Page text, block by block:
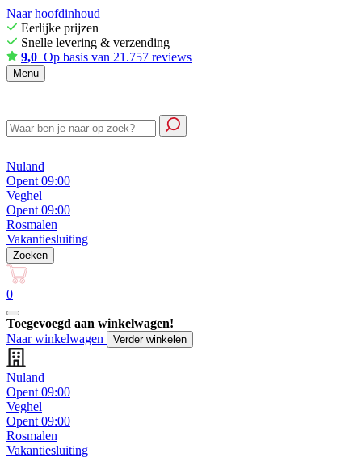
Naar hoofdinhoud
Eerlijke prijzen
Snelle levering & verzending
9,0 Op basis van 21.757 reviews
Menu
Nuland
Opent 09:00
Veghel
Opent 09:00
Rosmalen
Vakantiesluiting
Zoeken
0
Toegevoegd aan winkelwagen!
Naar winkelwagen
Verder winkelen
Nuland
Opent 09:00
Veghel
Opent 09:00
Rosmalen
Vakantiesluiting